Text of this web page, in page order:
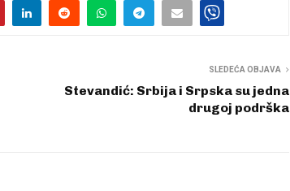
SLEDEĆA OBJAVA
Stevandić: Srbija i Srpska su jedna
drugoj podrška